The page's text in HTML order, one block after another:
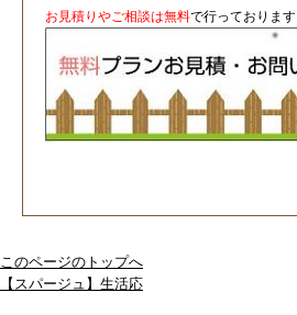
お見積りやご相談は無料で行っております
このページのトップへ
【スパージュ】生活応